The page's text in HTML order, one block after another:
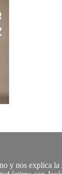
nos explica la